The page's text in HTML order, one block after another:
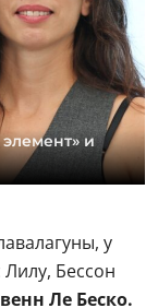
и
у
Бессон
Ле Беско.